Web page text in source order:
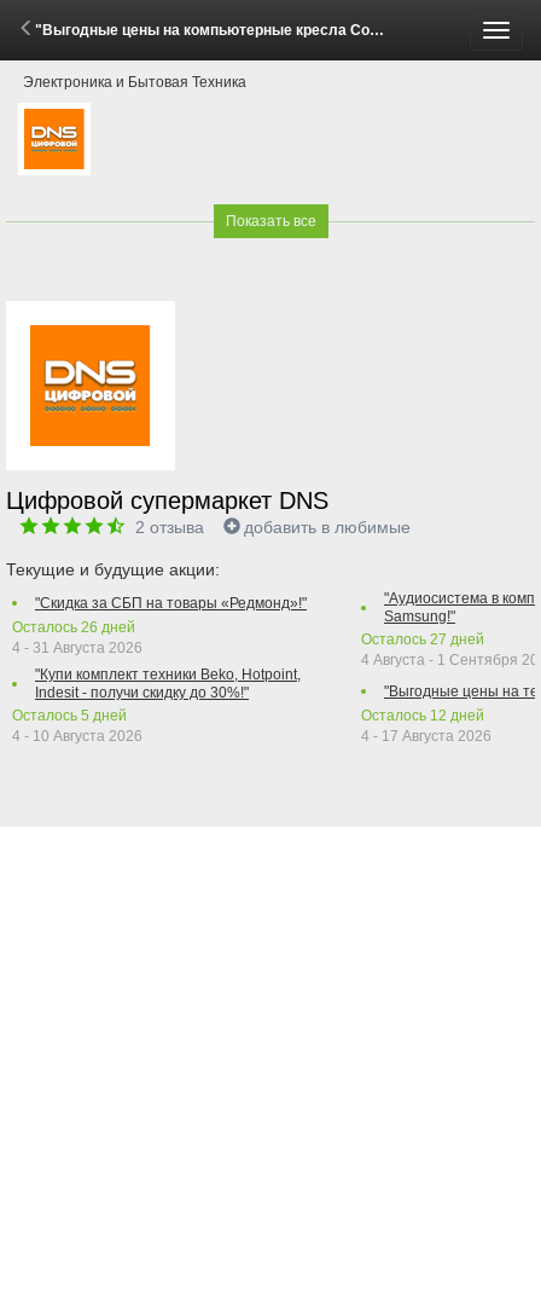
"Выгодные цены на компьютерные кресла Cougar!" (3 - 20 Июля 2026)
Электроника и Бытовая Техника
Показать все
Цифровой супермаркет DNS
2 отзыва добавить в любимые
Текущие и будущие акции:
"Скидка за СБП на товары «Редмонд»!"
Осталось 26 дней
4 - 31 Августа 2026
"Купи комплект техники Beko, Hotpoint,
Indesit - получи скидку до 30%!"
Осталось 5 дней
4 - 10 Августа 2026
"Аудиосистема в
Samsung!"
Осталось 27 дней
4 Августа - 1 Сентября
"Выгодные цены на
Осталось 12 дней
4 - 17 Августа 2026